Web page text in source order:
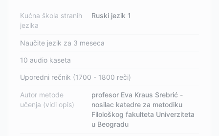
Kućna škola stranih
jezika
Ruski jezik 1
Naučite jezik za 3 meseca
10 audio kaseta
Uporedni rečnik (1700 - 1800 reči)
Autor metode
učenja (vidi opis)
profesor Eva Kraus Srebrić -
nosilac katedre za metodiku
Filološkog fakulteta Univerziteta
u Beogradu